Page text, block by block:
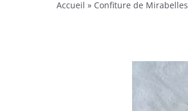
Accueil » Confiture de Mirabelles